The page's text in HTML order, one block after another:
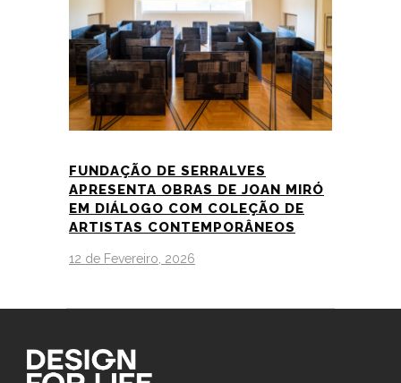
FUNDAÇÃO DE SERRALVES
APRESENTA OBRAS DE JOAN MIRÓ
EM DIÁLOGO COM COLEÇÃO DE
ARTISTAS CONTEMPORÂNEOS
12 de Fevereiro, 2026